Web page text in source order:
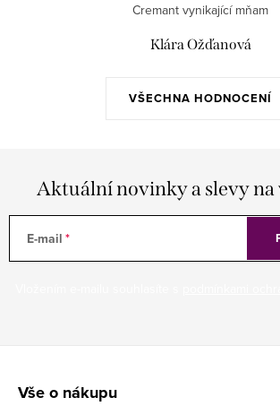
VŠECHNA HODNOCENÍ
Cremant vynikající mňam
Klára Ožďanová
Aktuální novinky a slevy na
E-mail
Vše o nákupu